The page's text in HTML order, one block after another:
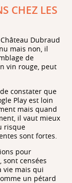
CHEZ LES
Dubraud
mais non, il
de
vin rouge, peut
constater que
Play est loin
mais quand
il vaut mieux
risque
sont fortes.
pour
censées
vie mais qui
un pétard